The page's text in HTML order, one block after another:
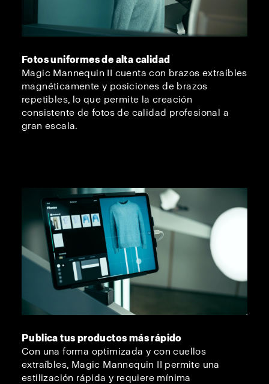
Fotos uniformes de alta calidad
Magic Mannequin II cuenta con brazos extraíbles
magnéticamente y posiciones de brazos
repetibles, lo que permite la creación
consistente de fotos de calidad profesional a
gran escala.
Publica tus productos más rápido
Con una forma optimizada y con cuellos
extraíbles, Magic Mannequin II permite una
estilización rápida y requiere mínima